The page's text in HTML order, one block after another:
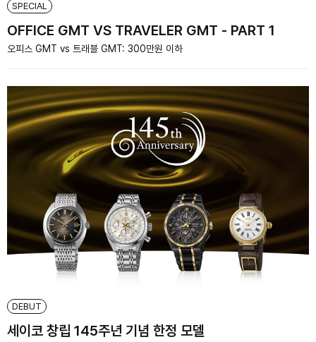
SPECIAL
OFFICE GMT VS TRAVELER GMT - PART 1
오피스 GMT vs 트래블 GMT: 300만원 이하
DEBUT
세이코 창립 145주년 기념 한정 모델